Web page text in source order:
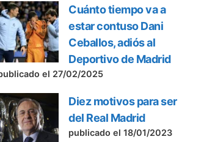
Cuánto tiempo va a
estar contuso Dani
Ceballos, adiós al
Deportivo de Madrid
el 27/02/2025
Diez motivos para ser
del Real Madrid
publicado el 18/01/2023